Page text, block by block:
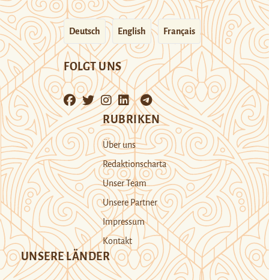
Deutsch English Français
FOLGT UNS
RUBRIKEN
Über uns
Redaktionscharta
Unser Team
Unsere Partner
Impressum
Kontakt
UNSERE LÄNDER